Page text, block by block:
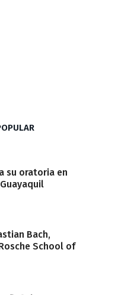
su oratoria en
Bach,
School of